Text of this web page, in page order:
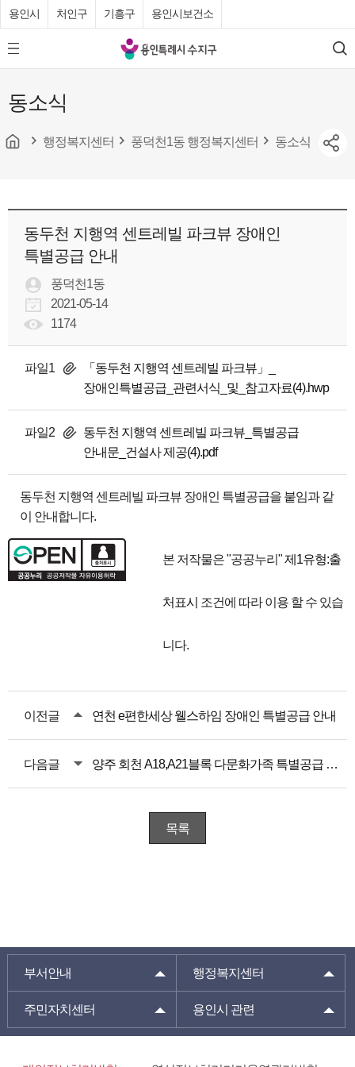
용인시 처인구 기흥구 용인시보건소
모
바
메
뉴
튼
용
인
수
청
검
색
동소식
행정복지센터 풍덕천1동 행정복지센터 동소식
동두천 지행역 센트레빌 파크뷰 장애인
특별공급 안내
풍덕천1동
2021-05-14
1174
파일1
「동두천 지행역 센트레빌 파크뷰」_
장애인특별공급_관련서식_및_참고자료(4).hwp
파일2
동두천 지행역 센트레빌 파크뷰_특별공급
안내문_건설사 제공(4).pdf
동두천 지행역 센트레빌 파크뷰 장애인 특별공급을 붙임과 같
이 안내합니다.
본 저작물은 "공공누리"제1유형:출
처표시 조건에 따라 이용 할 수 있습
니다.
이전글 연천 e편한세상 웰스하임 장애인 특별공급 안내
다음글 양주 회천 A18,A21블록 다문화가족 특별공급 안내(수정)
목록
부서안내 행정복지센터
주민자치센터 용인시 관련